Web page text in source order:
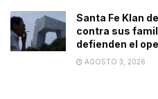
Santa Fe Klan
contra sus
defienden el
AGOSTO 3, 2026